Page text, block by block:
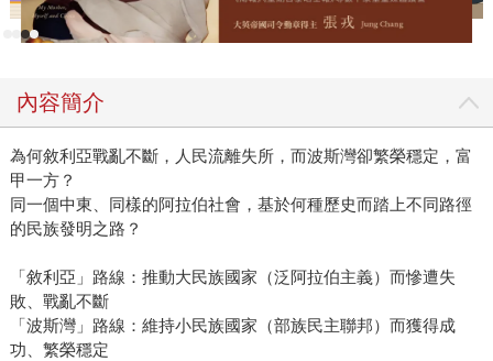
內容簡介
為何敘利亞戰亂不斷，人民流離失所，而波斯灣卻繁榮穩定，富
甲一方？
同一個中東、同樣的阿拉伯社會，基於何種歷史而踏上不同路徑
的民族發明之路？
「敘利亞」路線：推動大民族國家（泛阿拉伯主義）而慘遭失
敗、戰亂不斷
「波斯灣」路線：維持小民族國家（部族民主聯邦）而獲得成
功、繁榮穩定